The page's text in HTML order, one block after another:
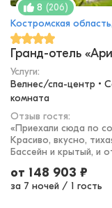
8 (206)
Костромская
Гранд-отель
Услуги:
Велнес/спа-центр •
комната
Отзыв гостя:
«Приехали сюда по
Красиво, вкусно,
Бассейн и крытый, и
от 148 903 ₽
за 7 ночей / 1 гость